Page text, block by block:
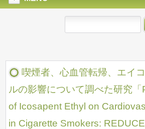
喫煙者、心血管転帰、エイ
ルの影響について調べた研究
of Icosapent Ethyl on
in Cigarette Smokers: